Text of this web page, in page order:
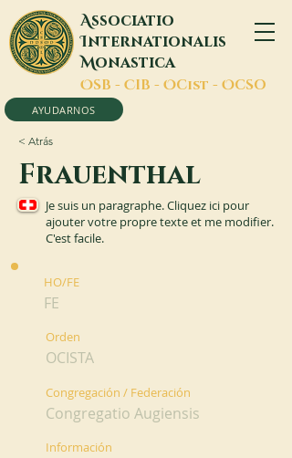
Associatio
Internationalis
Monastica
OSB - CIB - OCist - OCSO
AYUDARNOS
< Atrás
Frauenthal
Je suis un paragraphe. Cliquez ici pour
ajouter votre propre texte et me modifier.
C'est facile.
HO/FE
FE
Orden
OCISTA
Congregación / Federación
Congregatio Augiensis
Información